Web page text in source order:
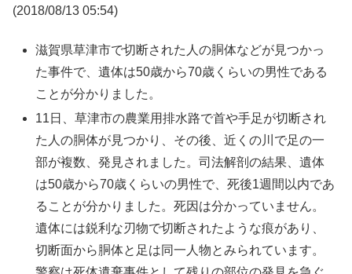
(2018/08/13 05:54)
滋賀県草津市で切断された人の胴体などが見つかっ
た事件で、遺体は50歳から70歳くらいの男性である
ことが分かりました。
11日、草津市の農業用排水路で首や手足が切断され
た人の胴体が見つかり、その後、近くの川で足の一
部が複数、発見されました。司法解剖の結果、遺体
は50歳から70歳くらいの男性で、死後1週間以内であ
ることが分かりました。死因は分かっていません。
遺体には鋭利な刃物で切断されたような痕があり、
切断面から胴体と足は同一人物とみられています。